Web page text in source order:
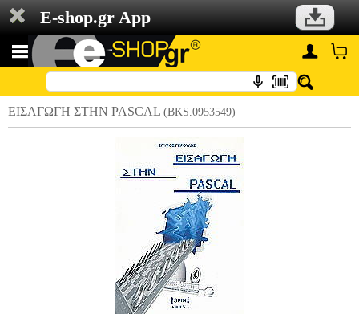
E-shop.gr App
ΕΙΣΑΓΩΓΗ ΣΤΗΝ PASCAL (BKS.0953549)